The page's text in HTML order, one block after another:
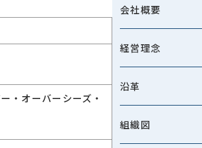
会社概要
経営理念
沿革
組織図
・オーバーシーズ・